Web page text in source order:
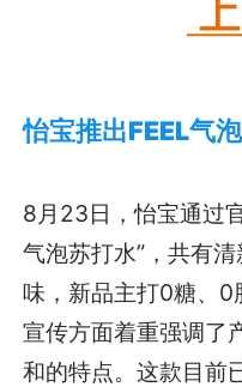
怡宝推出FEEL气
8月23日，怡宝通过
气泡苏打水”，共有
味，新品主打0糖、0
宣传方面着重强调了
和的特点。这款目前